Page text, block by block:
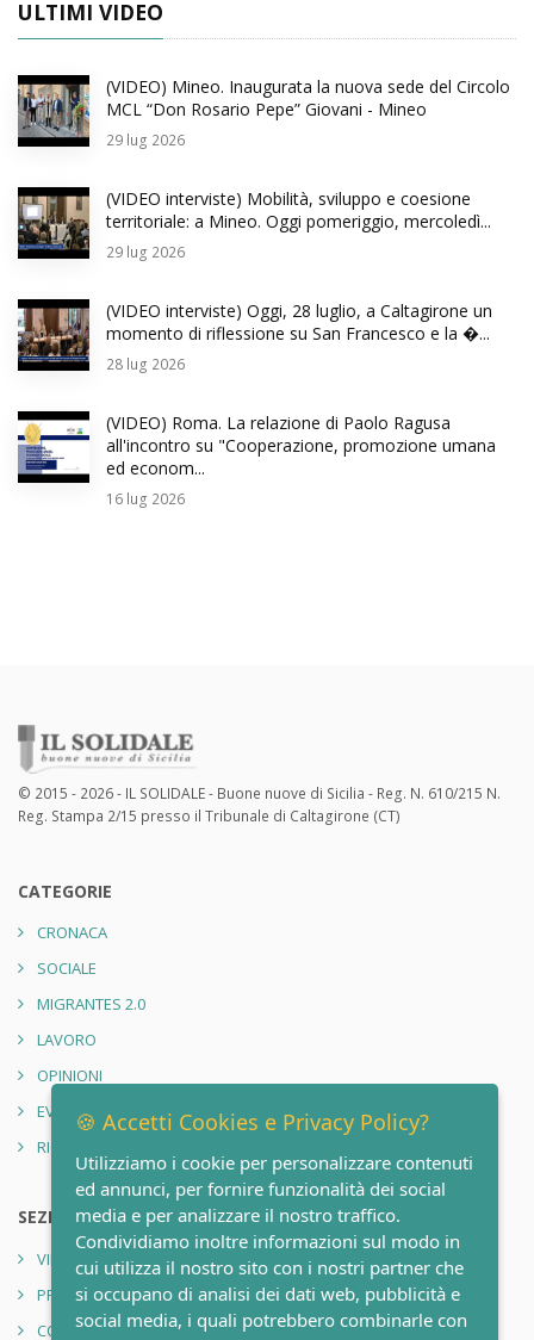
ULTIMI VIDEO
(VIDEO) Mineo. Inaugurata la nuova sede del Circolo
MCL “Don Rosario Pepe” Giovani - Mineo
29 lug 2026
(VIDEO interviste) Mobilità, sviluppo e coesione
territoriale: a Mineo. Oggi pomeriggio, mercoledì...
29 lug 2026
(VIDEO interviste) Oggi, 28 luglio, a Caltagirone un
momento di riflessione su San Francesco e la �...
28 lug 2026
(VIDEO) Roma. La relazione di Paolo Ragusa
all'incontro su "Cooperazione, promozione umana
ed econom...
16 lug 2026
© 2015 - 2026 - IL SOLIDALE - Buone nuove di Sicilia - Reg. N. 610/215 N.
Reg. Stampa 2/15 presso il Tribunale di Caltagirone (CT)
CATEGORIE
CRONACA
SOCIALE
MIGRANTES 2.0
LAVORO
OPINIONI
EVENTI
RIONE SANITÀ 2.0
SEZIONI
VIDEO
PRIVACY POLICY
CONTATTI
🍪 Accetti Cookies e Privacy Policy?
Utilizziamo i cookie per personalizzare contenuti
ed annunci, per fornire funzionalità dei social
media e per analizzare il nostro traffico.
Condividiamo inoltre informazioni sul modo in
cui utilizza il nostro sito con i nostri partner che
si occupano di analisi dei dati web, pubblicità e
social media, i quali potrebbero combinarle con